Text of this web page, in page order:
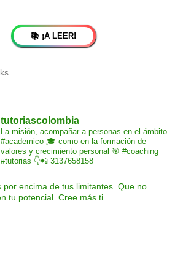
📚 ¡A LEER!
tutoriascolombia
La misión, acompañar a personas en el ámbito
#academico 🎓 como en la formación de
valores y crecimientopersonal 🎯 #coaching
#tutorias 👇📲 3137658158